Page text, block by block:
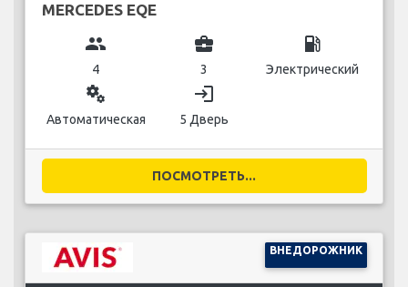
MERCEDES EQE
group
4
business_center
3
local_gas_station
Электрический
miscellaneous_services
Автоматическая
login
5 Дверь
ПОСМОТРЕТЬ...
ВНЕДОРОЖНИК